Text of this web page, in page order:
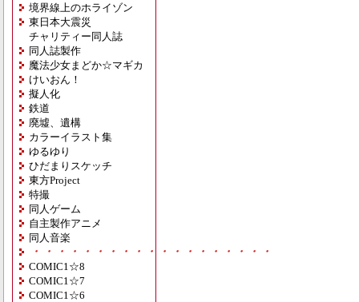
境界線上のホライゾン
東日本大震災
チャリティー同人誌
同人誌製作
魔法少女まどか☆マギカ
けいおん！
擬人化
鉄道
廃墟、遺構
カラーイラスト集
ゆるゆり
ひだまりスケッチ
東方Project
特撮
同人ゲーム
自主製作アニメ
同人音楽
・・・・・・・・・・・・・・・・・・・
COMIC1☆8
COMIC1☆7
COMIC1☆6